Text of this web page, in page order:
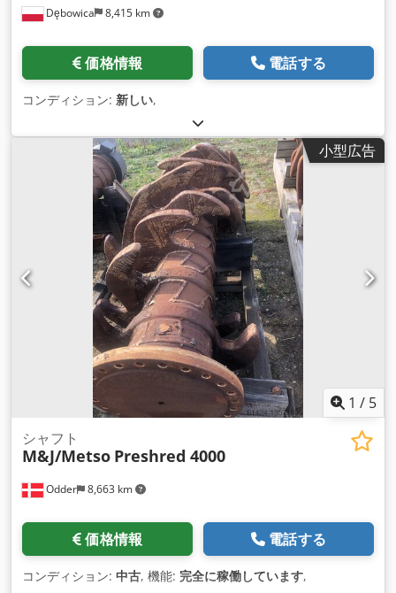
Dębowica 8,415 km
価格情報 電話する
コンディション: 新しい,
小型広告
1 / 5
Odder 8,663 km
シャフト
M&J/Metso Preshred 4000
価格情報 電話する
コンディション: 中古, 機能: 完全に稼働しています,